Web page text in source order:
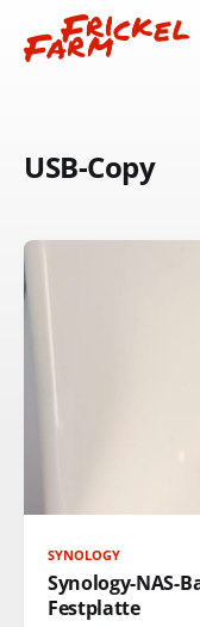
USB-Copy
SYNOLOGY
Synology-NAS-
Festplatte